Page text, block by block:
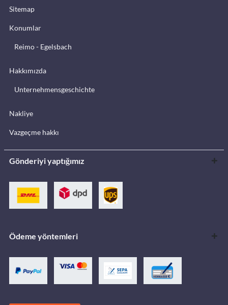
Sitemap
Konumlar
Reimo - Egelsbach
Hakkımızda
Unternehmensgeschichte
Nakliye
Vazgeçme hakkı
Gönderiyi yaptığımız
Ödeme yöntemleri